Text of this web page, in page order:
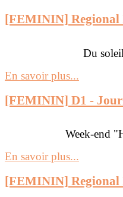
[FEMININ] Regional
Du
En savoir plus...
[FEMININ] D1 -
Week-end
En savoir plus...
[FEMININ] Regional